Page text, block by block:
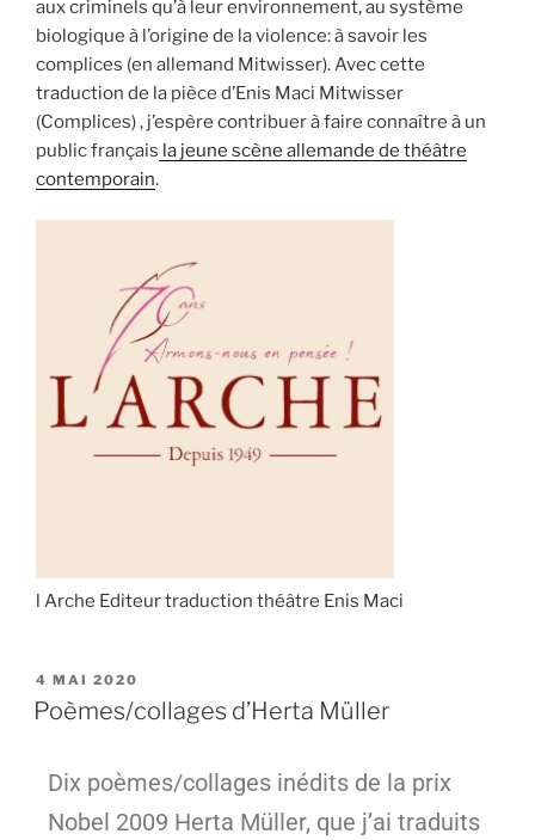
aux criminels qu’à leur environnement, au système
biologique à l’origine de la violence: à savoir les
complices (en allemand Mitwisser). Avec cette
traduction de la pièce d’Enis Maci Mitwisser
(Complices) , j’espère contribuer à faire connaître à un
public français la jeune scène allemande de théâtre
contemporain.
l Arche Editeur traduction théâtre Enis Maci
4 MAI 2020
Poèmes/collages d’Herta Müller
Dix poèmes/collages inédits de la prix
Nobel 2009 Herta Müller, que j’ai traduits